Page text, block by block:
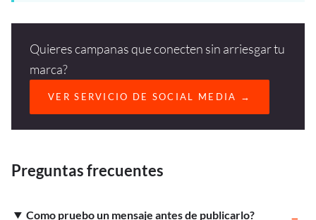
Quieres campanas que conecten sin arriesgar tu
marca?
VER SERVICIO DE SOCIAL MEDIA →
Preguntas frecuentes
Como pruebo un mensaje antes de publicarlo?